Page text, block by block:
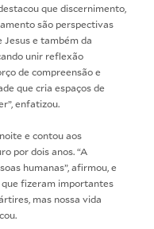
que discernimento,
são perspectivas
Jesus e também da
unir reflexão
de compreensão e
que cria espaços de
enfatizou.
e contou aos
por dois anos. “A
humanas”, afirmou, e
que fizeram importantes
mas nossa vida